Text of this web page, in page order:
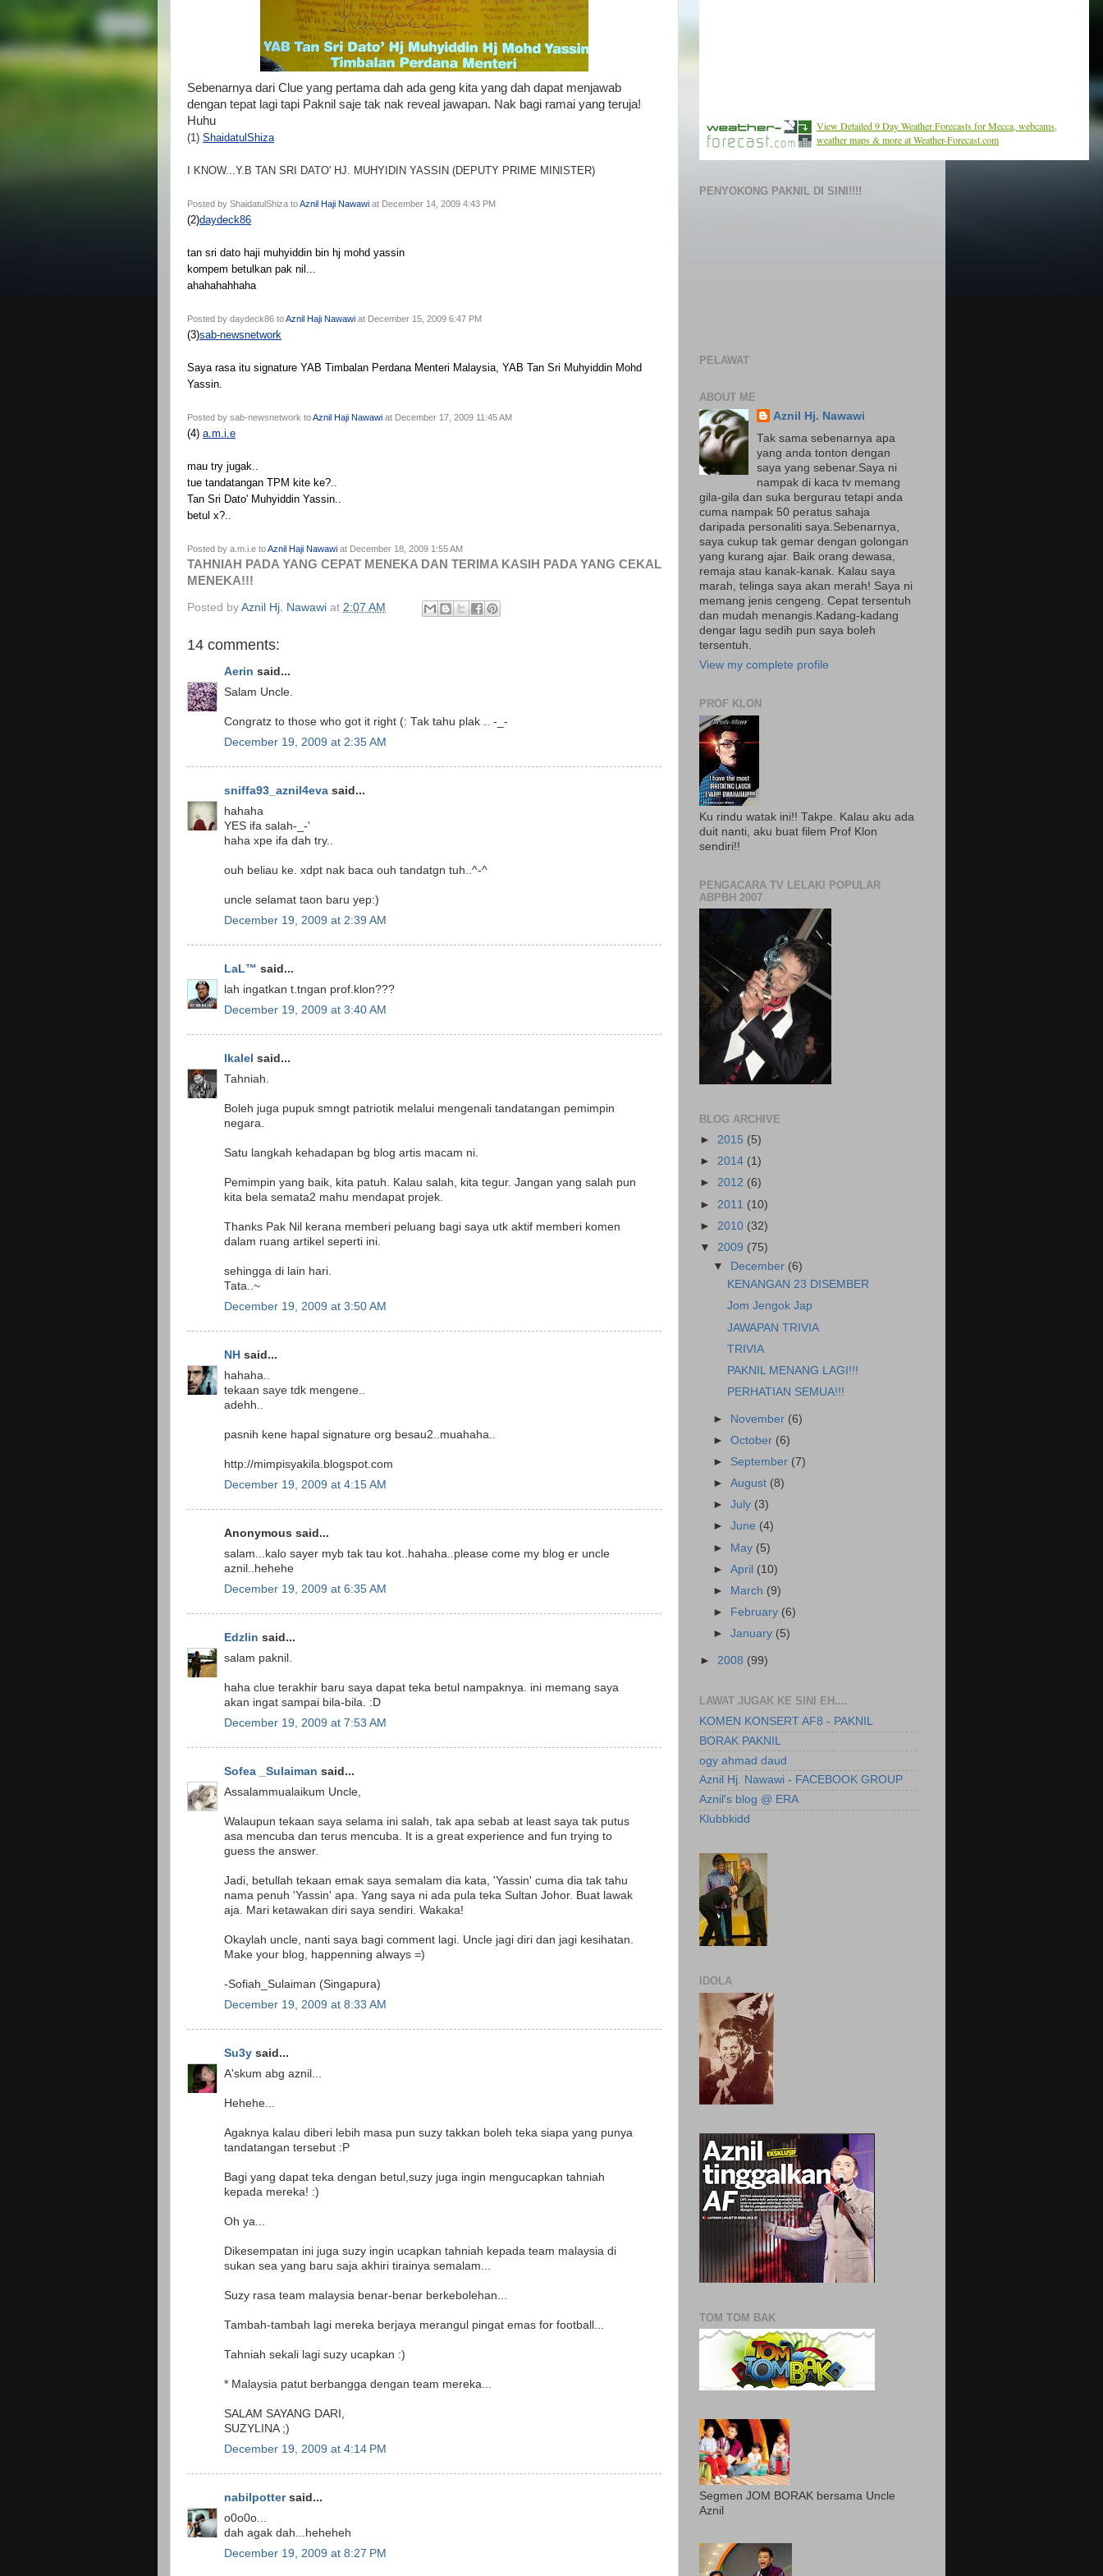
Sebenarnya dari Clue yang pertama dah ada geng kita yang dah dapat menjawab
dengan tepat lagi tapi Paknil saje tak nak reveal jawapan. Nak bagi ramai yang teruja!
Huhu
(1) ShaidatulShiza
I KNOW...Y.B TAN SRI DATO' HJ. MUHYIDIN YASSIN (DEPUTY PRIME MINISTER)
Posted by ShaidatulShiza toAznil Haji Nawawi at December 14, 2009 4:43 PM
(2)daydeck86
tan sri dato haji muhyiddin bin hj mohd yassin
kompem betulkan pak nil...
ahahahahhaha
Posted by daydeck86 toAznil Haji Nawawi at December 15, 2009 6:47 PM
(3)sab-newsnetwork
Saya rasa itu signature YAB Timbalan Perdana Menteri Malaysia, YAB Tan Sri Muhyiddin Mohd
Yassin.
Posted by sab-newsnetwork toAznil Haji Nawawi at December 17, 2009 11:45 AM
(4) a.m.i.e
mau try jugak..
tue tandatangan TPM kite ke?..
Tan Sri Dato' Muhyiddin Yassin..
betul x?..
Posted by a.m.i.e toAznil Haji Nawawi at December 18, 2009 1:55 AM
TAHNIAH PADA YANG CEPAT MENEKA DAN TERIMA KASIH PADA YANG CEKAL
MENEKA!!!
Posted by Aznil Hj. Nawawi at 2:07 AM
14 comments:
Aerin said...
Salam Uncle.
Congratz to those who got it right (: Tak tahu plak .. -_-
December 19, 2009 at 2:35 AM
sniffa93_aznil4eva said...
hahaha
YES ifa salah-_-'
haha xpe ifa dah try..
ouh beliau ke. xdpt nak baca ouh tandatgn tuh..^-^
uncle selamat taon baru yep:)
December 19, 2009 at 2:39 AM
LaL™ said...
lah ingatkan t.tngan prof.klon???
December 19, 2009 at 3:40 AM
Ikalel said...
Tahniah.
Boleh juga pupuk smngt patriotik melalui mengenali tandatangan pemimpin
negara.
Satu langkah kehadapan bg blog artis macam ni.
Pemimpin yang baik, kita patuh. Kalau salah, kita tegur. Jangan yang salah pun
kita bela semata2 mahu mendapat projek.
Thanks Pak Nil kerana memberi peluang bagi saya utk aktif memberi komen
dalam ruang artikel seperti ini.
sehingga di lain hari.
Tata..~
December 19, 2009 at 3:50 AM
NH said...
hahaha..
tekaan saye tdk mengene..
adehh..
pasnih kene hapal signature org besau2..muahaha..
http://mimpisyakila.blogspot.com
December 19, 2009 at 4:15 AM
Anonymous said...
salam...kalo sayer myb tak tau kot..hahaha..please come my blog er uncle
aznil..hehehe
December 19, 2009 at 6:35 AM
Edzlin said...
salam paknil.
haha clue terakhir baru saya dapat teka betul nampaknya. ini memang saya
akan ingat sampai bila-bila. :D
December 19, 2009 at 7:53 AM
Sofea _Sulaiman said...
Assalammualaikum Uncle,
Walaupun tekaan saya selama ini salah, tak apa sebab at least saya tak putus
asa mencuba dan terus mencuba. It is a great experience and fun trying to
guess the answer.
Jadi, betullah tekaan emak saya semalam dia kata, 'Yassin' cuma dia tak tahu
nama penuh 'Yassin' apa. Yang saya ni ada pula teka Sultan Johor. Buat lawak
aja. Mari ketawakan diri saya sendiri. Wakaka!
Okaylah uncle, nanti saya bagi comment lagi. Uncle jagi diri dan jagi kesihatan.
Make your blog, happenning always =)
-Sofiah_Sulaiman (Singapura)
December 19, 2009 at 8:33 AM
Su3y said...
A'skum abg aznil...
Hehehe...
Agaknya kalau diberi lebih masa pun suzy takkan boleh teka siapa yang punya
tandatangan tersebut :P
Bagi yang dapat teka dengan betul,suzy juga ingin mengucapkan tahniah
kepada mereka! :)
Oh ya...
Dikesempatan ini juga suzy ingin ucapkan tahniah kepada team malaysia di
sukan sea yang baru saja akhiri tirainya semalam...
Suzy rasa team malaysia benar-benar berkebolehan...
Tambah-tambah lagi mereka berjaya merangul pingat emas for football...
Tahniah sekali lagi suzy ucapkan :)
* Malaysia patut berbangga dengan team mereka...
SALAM SAYANG DARI,
SUZYLINA ;)
December 19, 2009 at 4:14 PM
nabilpottersaid...
o0o0o...
dah agak dah...heheheh
December 19, 2009 at 8:27 PM
View Detailed 9 Day Weather Forecasts for Mecca, webcams,
weather maps & more at Weather-Forecast.com
PENYOKONG PAKNIL DI SINI!!!!
PELAWAT
ABOUT ME
Aznil Hj. Nawawi
Tak sama sebenarnya apa
yang anda tonton dengan
saya yang sebenar.Saya ni
nampak di kaca tv memang
gila-gila dan suka bergurau tetapi anda
cuma nampak 50 peratus sahaja
daripada personaliti saya.Sebenarnya,
saya cukup tak gemar dengan golongan
yang kurang ajar. Baik orang dewasa,
remaja atau kanak-kanak. Kalau saya
marah, telinga saya akan merah! Saya ni
memang jenis cengeng. Cepat tersentuh
dan mudah menangis.Kadang-kadang
dengar lagu sedih pun saya boleh
tersentuh.
View my complete profile
PROF KLON
Ku rindu watak ini!! Takpe. Kalau aku ada
duit nanti, aku buat filem Prof Klon
sendiri!!
PENGACARA TV LELAKI POPULAR
ABPBH 2007
BLOG ARCHIVE
► 2015 (5)
► 2014 (1)
► 2012 (6)
► 2011 (10)
► 2010 (32)
▼ 2009 (75)
▼ December (6)
KENANGAN 23 DISEMBER
Jom Jengok Jap
JAWAPAN TRIVIA
TRIVIA
PAKNIL MENANG LAGI!!!
PERHATIAN SEMUA!!!
► November (6)
►October (6)
► September (7)
►August (8)
►July (3)
►June (4)
► May (5)
►April (10)
►
March (9)
►
February (6)
►January (5)
► 2008 (99)
LAWAT JUGAK KE SINI EH....
KOMEN KONSERT AF8 - PAKNIL
BORAK PAKNIL
ogy ahmad daud
Aznil Hj. Nawawi - FACEBOOK GROUP
Aznil's blog @ ERA
Klubbkidd
IDOLA
TOM TOM BAK
Segmen JOM BORAK bersama Uncle
Aznil